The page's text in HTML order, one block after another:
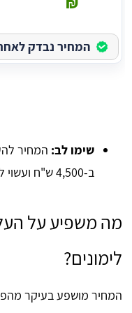
המחיר נבדק
שימו לב: המחיר
ב-4,500 ש"ח ועשוי להגיע גם ל-6,000 ש"ח ומעלה.
מה משפיע על
לימונים?
המחיר מושפע בעיקר